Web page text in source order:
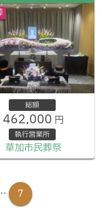
総額
462,000 円
執行営業所
草加市民葬祭
7